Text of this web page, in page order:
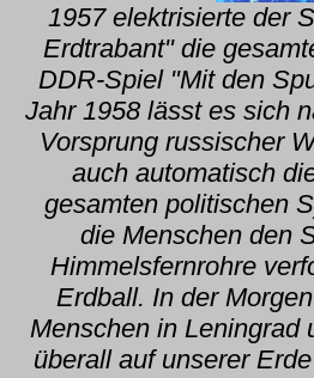
1957 elektrisierte der
Erdtrabant" die
DDR-Spiel "Mit den
Jahr 1958 lässt es sich
Vorsprung russischer
auch automatisch
gesamten politischen
die Menschen den
Himmelsfernrohre
Erdball. In der
Menschen in Leningrad
überall auf unserer